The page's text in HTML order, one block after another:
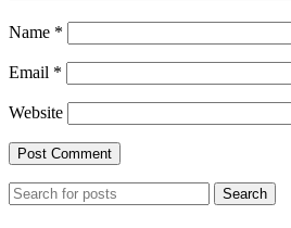
Name *
Email *
Website
Search